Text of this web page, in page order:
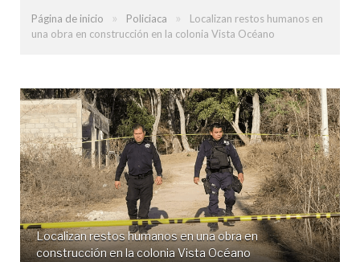
Página de inicio » Policiaca »
Localizan restos humanos en
una obra en construcción en la colonia Vista Océano
Localizan restos humanos en una obra en
construcción en la colonia Vista Océano